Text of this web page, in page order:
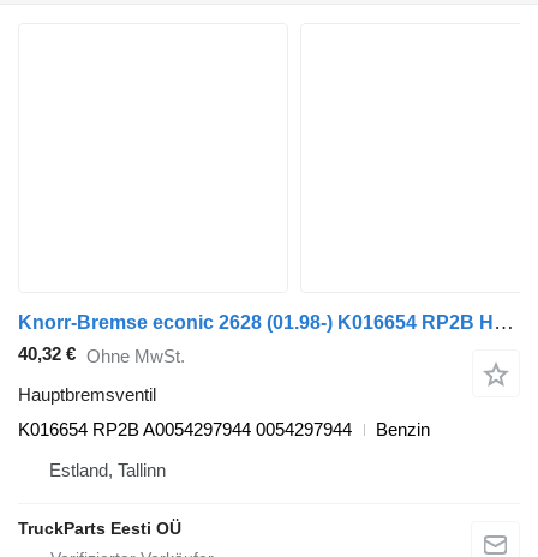
Knorr-Bremse econic 2628 (01.98-) K016654 RP2B Hauptbremsventil für Mercedes-Benz Econic (1998-2014) Sattelzugmaschine
40,32 € Ohne MwSt.
Hauptbremsventil
K016654 RP2B A0054297944 0054297944
Benzin
Estland, Tallinn
TruckParts Eesti OÜ